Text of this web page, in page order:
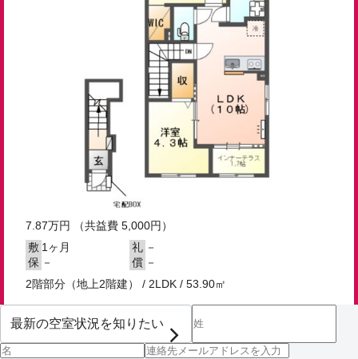
7.87万円
（共益費 5,000円）
敷 1ヶ月 礼 －
保 － 償 －
2階部分（地上2階建） / 2LDK / 53.90㎡